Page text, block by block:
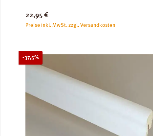
Regulärer Preis:
22,95 €
Preise inkl. MwSt. zzgl. Versandkosten
-37,5%Rabatt